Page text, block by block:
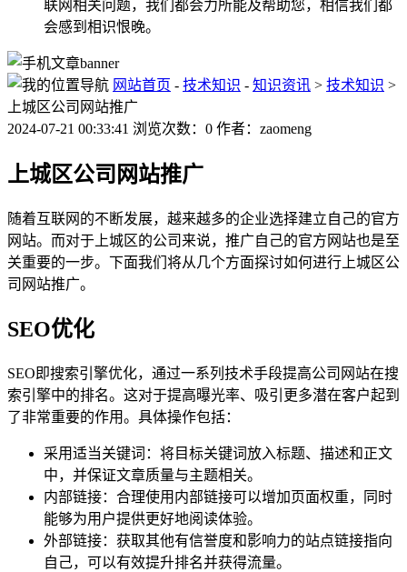
联网相关问题，我们都会力所能及帮助您，相信我们都
会感到相识恨晚。
网站首页 - 技术知识 - 知识资讯 > 技术知识 >
上城区公司网站推广
2024-07-21 00:33:41 浏览次数：0 作者：zaomeng
上城区公司网站推广
随着互联网的不断发展，越来越多的企业选择建立自己的官方
网站。而对于上城区的公司来说，推广自己的官方网站也是至
关重要的一步。下面我们将从几个方面探讨如何进行上城区公
司网站推广。
SEO优化
SEO即搜索引擎优化，通过一系列技术手段提高公司网站在搜
索引擎中的排名。这对于提高曝光率、吸引更多潜在客户起到
了非常重要的作用。具体操作包括：
采用适当关键词：将目标关键词放入标题、描述和正文
中，并保证文章质量与主题相关。
内部链接：合理使用内部链接可以增加页面权重，同时
能够为用户提供更好地阅读体验。
外部链接：获取其他有信誉度和影响力的站点链接指向
自己，可以有效提升排名并获得流量。